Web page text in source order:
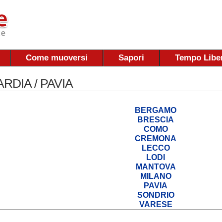
Come muoversi Sapori Tempo
/ PAVIA
BERGAMO
BRESCIA
COMO
CREMONA
LECCO
LODI
MANTOVA
MILANO
PAVIA
SONDRIO
VARESE